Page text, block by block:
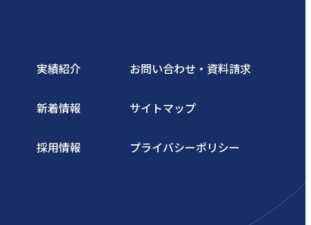
実績紹介
新着情報
採用情報
お問い合わせ・資料請求
サイトマップ
プライバシーポリシー